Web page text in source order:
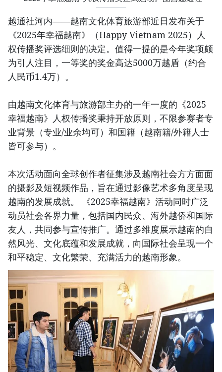
越通社河内——越南文化体育旅游部近日发布关于
《2025年幸福越南》（Happy Vietnam 2025）人
权传播奖评选细则的决定。值得一提的是今年奖项颇
为引人注目，一等奖的奖金高达5000万越盾（约合
人民币1.4万）。
由越南文化体育与旅游部主办的一年一度的《2025
幸福越南》人权传播奖秉持开放原则，不限参赛者专
业背景（专业/业余均可）和国籍（越南籍/外籍人士
皆可参与）。
本次活动面向全球创作者征集涉及越南社会方方面面
的摄影及短视频作品，旨在通过影像艺术多角度呈现
越南的发展成就。 《2025幸福越南》活动同时广泛
动员社会各界力量，包括国内民众、海外越侨和国际
友人，共同参与宣传推广。通过多维度展示越南的自
然风光、文化底蕴和发展成就，向国际社会呈现一个
和平稳定、文化繁荣、充满活力的越南形象。